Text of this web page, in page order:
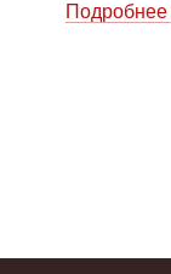
Подробнее